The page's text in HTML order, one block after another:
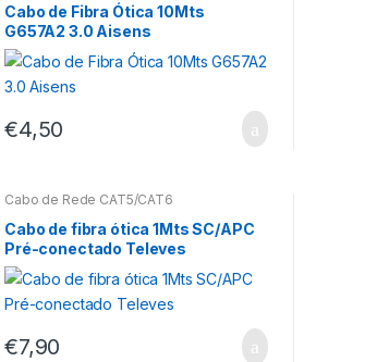
Cabo de Fibra Ótica 10Mts
G657A2 3.0 Aisens
€4,50
Cabo de Rede CAT5/CAT6
Cabo de fibra ótica 1Mts SC/APC
Pré-conectado Televes
€7,90